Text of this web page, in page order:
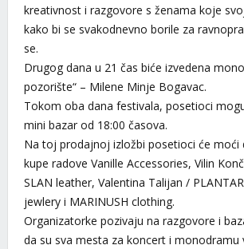
kreativnost i razgovore s ženama koje
kako bi se svakodnevno borile za
se.
Drugog dana u 21 čas biće izvedena
pozorište“ – Milene Minje Bogavac.
Tokom oba dana festivala, posetioci
mini bazar od 18:00 časova.
Na toj prodajnoj izložbi posetioci će moći
kupe radove Vanille Accessories, Vilin
SLAN leather, Valentina Talijan /
jewlery i MARINUSH clothing.
Organizatorke pozivaju na razgovore i
da su sva mesta za koncert i monodramu